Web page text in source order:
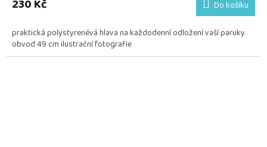
230 Kč Do košíku
praktická polystyrenévá hlava na každodenní odložení vaší paruky
obvod 49 cm ilustrační fotografie